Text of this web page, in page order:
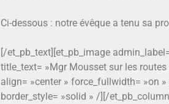
Ci-dessous : notre évêque a tenu sa
[/et_pb_text][et_pb_image
title_text= »Mgr Mousset sur les
align= »center » force_fullwidth= »on
border_style= »solid » /][/